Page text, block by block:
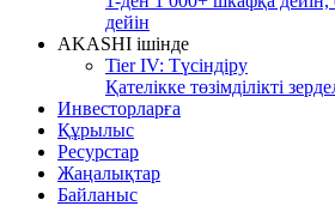
дейін
AKASHI ішінде
Tier IV: Түсіндіру
Қателікке төзімділікті
Инвесторларға
Құрылыс
Ресурстар
Жаңалықтар
Байланыс